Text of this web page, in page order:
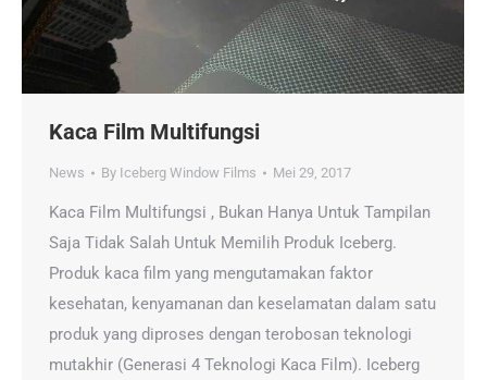
Kaca Film Multifungsi
News By Iceberg Window Films Mei 29, 2017
Kaca Film Multifungsi , Bukan Hanya Untuk Tampilan
Saja Tidak Salah Untuk Memilih Produk Iceberg.
Produk kaca film yang mengutamakan faktor
kesehatan, kenyamanan dan keselamatan dalam satu
produk yang diproses dengan terobosan teknologi
mutakhir (Generasi 4 Teknologi Kaca Film). Iceberg